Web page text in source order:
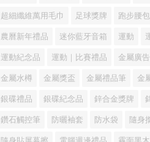
超細纖維萬用毛巾 足球獎牌 跑步腰包
農曆新年禮品 迷你藍牙音箱 運動
運動紀念品 運動｜比賽禮品 金屬廣
金屬水樽 金屬獎盃 金屬禮品筆 金
銀碟禮品 銀碟紀念品 鋅合金獎牌
鑽石觸控筆 防曬袖套 防水袋 隨身